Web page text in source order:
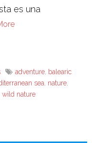
es una
adventure balearic
sea nature
,wild nature